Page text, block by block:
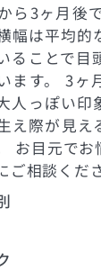
ら3ヶ月後
幅は平均的
ることで目
ます。 3ヶ
人っぽい印
え際が見え
お目元で
ご相談くださ